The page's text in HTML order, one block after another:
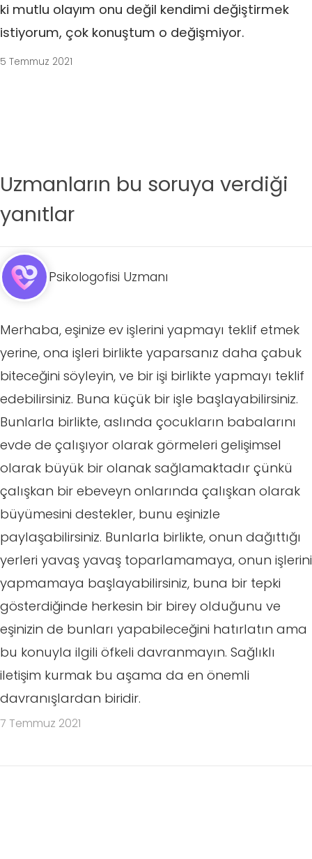
ki mutlu olayım onu değil kendimi değiştirmek
istiyorum, çok konuştum o değişmiyor.
5 Temmuz 2021
Uzmanların bu soruya verdiği
yanıtlar
Psikologofisi Uzmanı
Merhaba, eşinize ev işlerini yapmayı teklif etmek
yerine, ona işleri birlikte yaparsanız daha çabuk
biteceğini söyleyin, ve bir işi birlikte yapmayı teklif
edebilirsiniz. Buna küçük bir işle başlayabilirsiniz.
Bunlarla birlikte, aslında çocukların babalarını
evde de çalışıyor olarak görmeleri gelişimsel
olarak büyük bir olanak sağlamaktadır çünkü
çalışkan bir ebeveyn onlarında çalışkan olarak
büyümesini destekler, bunu eşinizle
paylaşabilirsiniz. Bunlarla birlikte, onun dağıttığı
yerleri yavaş yavaş toparlamamaya, onun işlerini
yapmamaya başlayabilirsiniz, buna bir tepki
gösterdiğinde herkesin bir birey olduğunu ve
eşinizin de bunları yapabileceğini hatırlatın ama
bu konuyla ilgili öfkeli davranmayın. Sağlıklı
iletişim kurmak bu aşama da en önemli
davranışlardan biridir.
7 Temmuz 2021